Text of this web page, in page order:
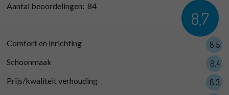
Aantal beoordelingen:
8,7
84
Comfort en inrichting 8,5
Schoonmaak 8,4
Prijs/kwaliteit verhouding 8,3